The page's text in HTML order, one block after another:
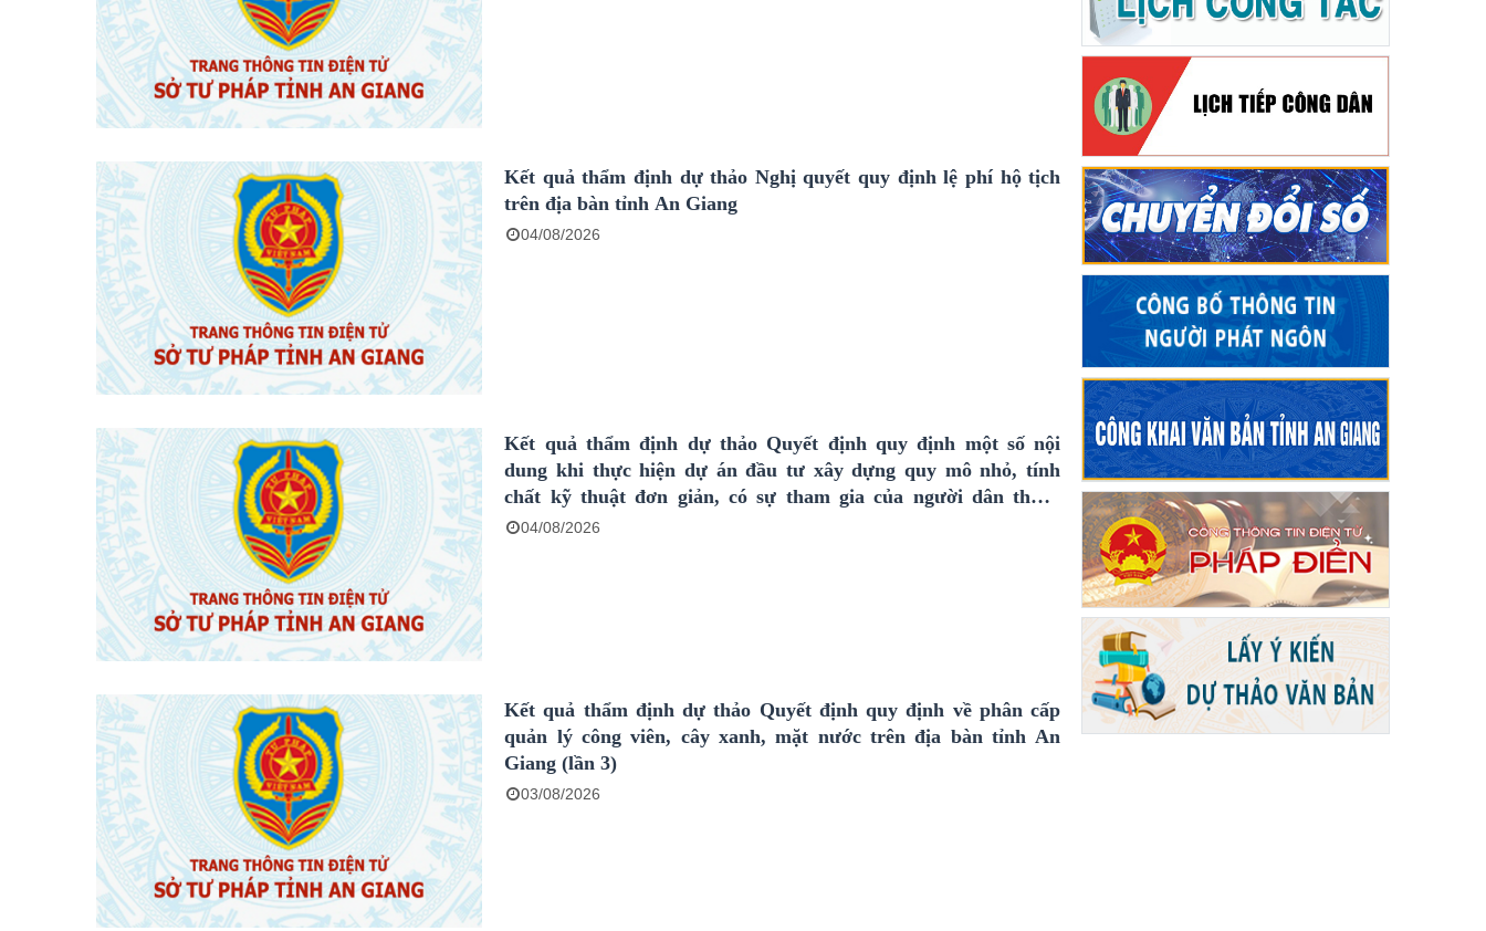
Kết quả thẩm định dự thảo Nghị quyết quy định lệ phí hộ tịch
trên địa bàn tỉnh An Giang
04/08/2026
Kết quả thẩm định dự thảo Quyết định quy định một số nội
dung khi thực hiện dự án đầu tư xây dựng quy mô nhỏ, tính
chất kỹ thuật đơn giản, có sự tham gia của người dân thuộc
Chương trình mục tiêu quốc gia trên địa bàn tỉnh An Giang
04/08/2026
Kết quả thẩm định dự thảo Quyết định quy định về phân cấp
quản lý công viên, cây xanh, mặt nước trên địa bàn tỉnh An
Giang (lần 3)
03/08/2026